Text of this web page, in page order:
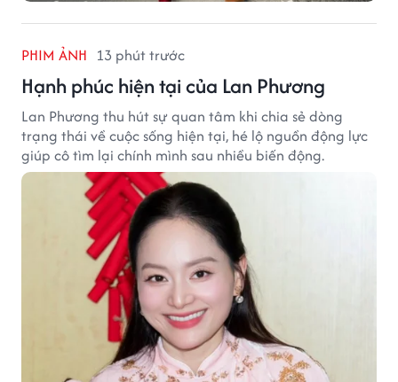
PHIM ẢNH 13 phút trước
Hạnh phúc hiện tại của Lan Phương
Lan Phương thu hút sự quan tâm khi chia sẻ dòng
trạng thái về cuộc sống hiện tại, hé lộ nguồn động lực
giúp cô tìm lại chính mình sau nhiều biến động.